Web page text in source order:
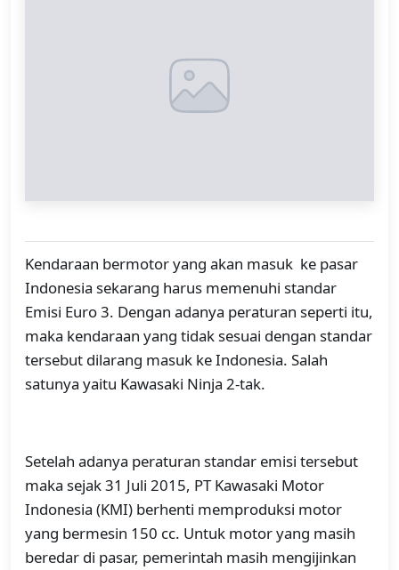
Kendaraan bermotor yang akan masuk ke pasar
Indonesia sekarang harus memenuhi standar
Emisi Euro 3. Dengan adanya peraturan seperti itu,
maka kendaraan yang tidak sesuai dengan standar
tersebut dilarang masuk ke Indonesia. Salah
satunya yaitu Kawasaki Ninja 2-tak.
Setelah adanya peraturan standar emisi tersebut
maka sejak 31 Juli 2015, PT Kawasaki Motor
Indonesia (KMI) berhenti memproduksi motor
yang bermesin 150 cc. Untuk motor yang masih
beredar di pasar, pemerintah masih mengijinkan